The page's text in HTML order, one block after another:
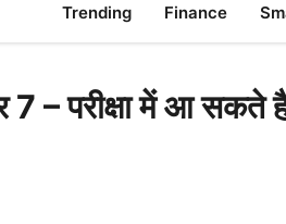
Trending Finance
– परीक्षा में आ सकते